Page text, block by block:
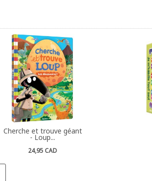
Cherche et trouve géant
- Loup...
24,95 CAD